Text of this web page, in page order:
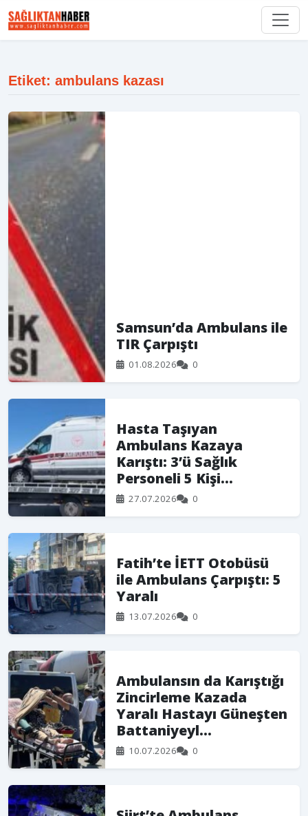
Etiket: ambulans kazası
Samsun’da Ambulans ile
TIR Çarpıştı
01.08.2026 0
Hasta Taşıyan
Ambulans Kazaya
Karıştı: 3’ü Sağlık
Personeli 5 Kişi…
27.07.2026 0
Fatih’te İETT Otobüsü
ile Ambulans Çarpıştı: 5
Yaralı
13.07.2026 0
Ambulansın da Karıştığı
Zincirleme Kazada
Yaralı Hastayı Güneşten
Battaniyeyl...
10.07.2026 0